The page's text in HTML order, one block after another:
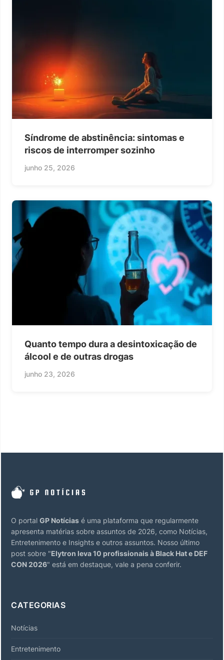
Síndrome de abstinência: sintomas e
riscos de interromper sozinho
junho 25, 2026
Quanto tempo dura a desintoxicação de
álcool e de outras drogas
junho 23, 2026
O portal GP Notícias é uma plataforma que regularmente
apresenta matérias sobre assuntos de 2026, como Notícias,
Entretenimento e Insights e outros assuntos. Nosso último
post sobre "Elytron leva 10 profissionais à Black Hat e DEF
CON 2026" está em destaque, vale a pena conferir.
CATEGORIAS
Notícias
Entretenimento